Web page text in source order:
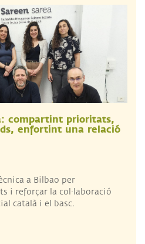
compartint prioritats,
enfortint una relació
a Bilbao per
i reforçar la col·laboració
català i el basc.